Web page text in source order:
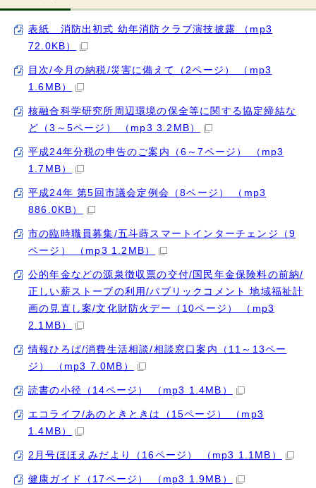
表紙 消防出初式 幼年消防クラブ演技披露 （mp3
72.0KB）
目次/今月の納税/災害に備えて（2ページ） （mp3
1.6MB）
核融合科学研究所周辺環境の保全等に関する協定締結な
ど（3～5ページ） （mp3 3.2MB）
平成24年分税の申告のご案内（6～7ページ） （mp3
1.7MB）
平成24年 第5回市議会定例会（8ページ） （mp3
886.0KB）
市の臨時職員募集/五斗蒔スマートインターチェンジ（9
ページ） （mp3 1.2MB）
公的年金などの源泉徴収票の交付/国民年金保険料の前納/
正しい薪ストーブの利用/パブリックコメント 地域福祉計
画の見直し案/文化財防火デー（10ページ） （mp3
2.1MB）
情報ひろば/消費生活相談/相談窓口案内（11～13ペー
ジ） （mp3 7.0MB）
読書の小径（14ページ） （mp3 1.4MB）
エコライフ/あのときときは（15ページ） （mp3
1.4MB）
2月号ほほえみだより（16ページ） （mp3 1.1MB）
健康ガイド（17ページ） （mp3 1.9MB）